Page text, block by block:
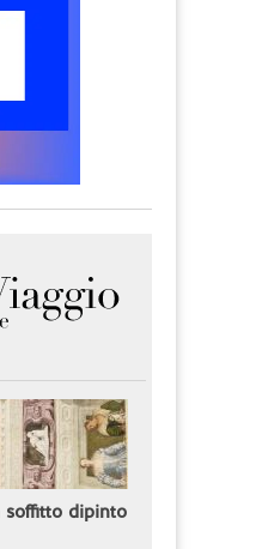
soffitto dipinto